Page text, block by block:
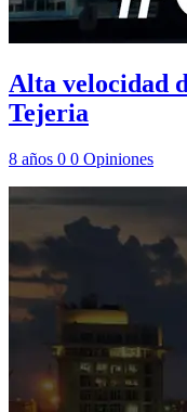
Alta velocidad
Tejeria
8 años 0 0 Opiniones